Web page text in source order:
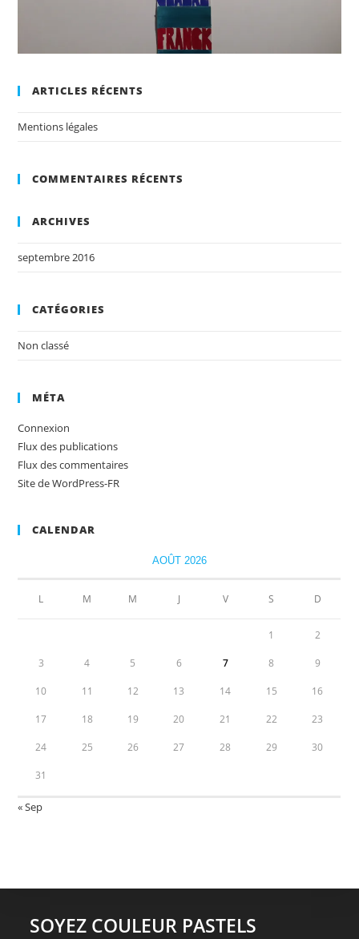
ARTICLES RÉCENTS
Mentions légales
COMMENTAIRES RÉCENTS
ARCHIVES
septembre 2016
CATÉGORIES
Non classé
MÉTA
Connexion
Flux des publications
Flux des commentaires
Site de WordPress-FR
CALENDAR
AOÛT 2026
L M M J V S D
1 2
3 4 5 6 7 8 9
10 11 12 13 14 15 16
17 18 19 20 21 22 23
24 25 26 27 28 29 30
31
« Sep
SOYEZ COULEUR PASTELS